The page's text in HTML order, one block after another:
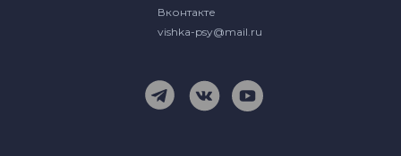
образца о повышении
Вконтакте
vishka-psy@mail.ru